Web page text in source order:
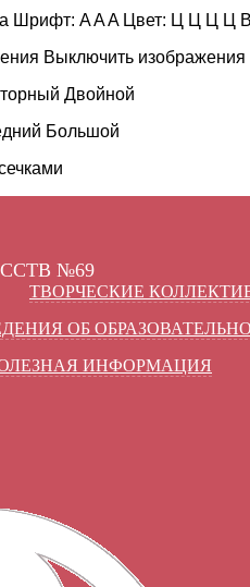
Шрифт: AAA Цвет: Ц Ц Ц Ц
Выключить изображения
Двойной
Большой
№69
ТВОРЧЕСКИЕ
ОБ
ИНФОРМАЦИЯ